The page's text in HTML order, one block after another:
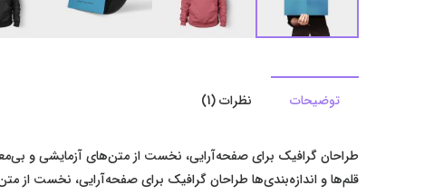
توضیحات نظرات (1)
طراحان گرافیک برای صفحه‌آرایی، نخست از متن‌های آزمایشی و
قلم‌ها و اندازه‌بندی‌ها طراحان گرافیک برای صفحه‌آرایی، نخست از